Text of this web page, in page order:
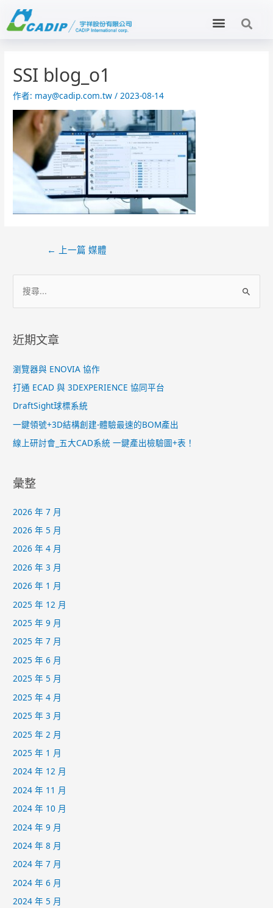
SSI blog_o1
作者: may@cadip.com.tw /2023-08-14
← 上一篇 媒體
近期文章
瀏覽器與 ENOVIA 協作
打通 ECAD 與 3DEXPERIENCE 協同平台
DraftSight球標系統
一鍵領號+3D結構創建-體驗最速的BOM產出
線上研討會_五大CAD系統 一鍵產出檢驗圖+表！
彙整
2026 年 7 月
2026 年 5 月
2026 年 4 月
2026 年 3 月
2026 年 1 月
2025 年 12 月
2025 年 9 月
2025 年 7 月
2025 年 6 月
2025 年 5 月
2025 年 4 月
2025 年 3 月
2025 年 2 月
2025 年 1 月
2024 年 12 月
2024 年 11 月
2024 年 10 月
2024 年 9 月
2024 年 8 月
2024 年 7 月
2024 年 6 月
2024 年 5 月